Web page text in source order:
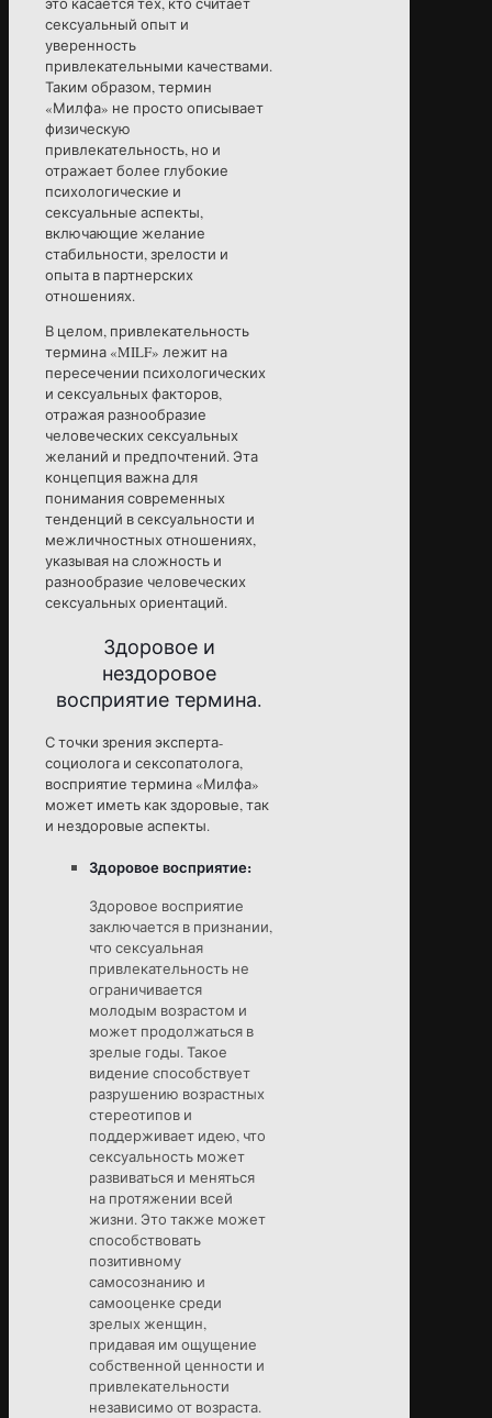
сексуальный опыт и
уверенность
привлекательными качествами.
Таким образом, термин
«Милфа» не просто описывает
физическую
привлекательность, но и
отражает более глубокие
психологические и
сексуальные аспекты,
включающие желание
стабильности, зрелости и
опыта в партнерских
отношениях.
В целом, привлекательность
термина «MILF» лежит на
пересечении психологических
и сексуальных факторов,
отражая разнообразие
человеческих сексуальных
желаний и предпочтений. Эта
концепция важна для
понимания современных
тенденций в сексуальности и
межличностных отношениях,
указывая на сложность и
разнообразие человеческих
сексуальных ориентаций.
Здоровое и
нездоровое
восприятие термина.
С точки зрения эксперта-
социолога и сексопатолога,
восприятие термина «Милфа»
может иметь как здоровые, так
и нездоровые аспекты.
Здоровое восприятие:
Здоровое восприятие
заключается в признании,
что сексуальная
привлекательность не
ограничивается
молодым возрастом и
может продолжаться в
зрелые годы. Такое
видение способствует
разрушению возрастных
стереотипов и
поддерживает идею, что
сексуальность может
развиваться и меняться
на протяжении всей
жизни. Это также может
способствовать
позитивному
самосознанию и
самооценке среди
зрелых женщин,
придавая им ощущение
собственной ценности и
привлекательности
независимо от возраста.